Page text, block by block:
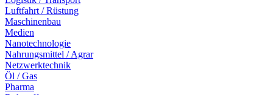
Luftfahrt / Rüstung
Maschinenbau
Medien
Nanotechnologie
Nahrungsmittel / Agrar
Netzwerktechnik
Öl / Gas
Pharma